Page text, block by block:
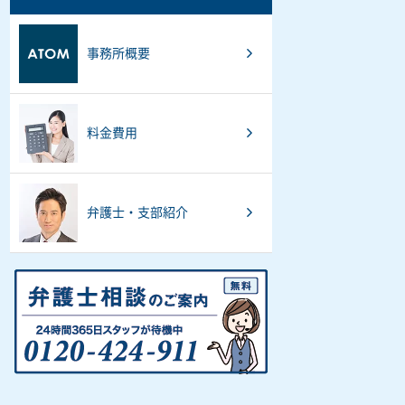
事務所概要
料金費用
弁護士・支部紹介